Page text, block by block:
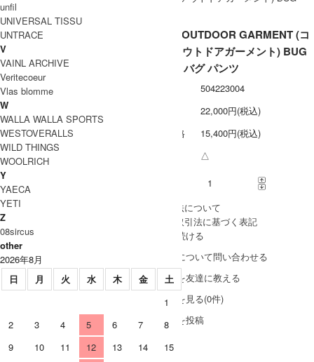
COMFY OUTDOOR GARMENT (コ
ムフィアウトドアガーメント) BUG
PANTS / バグ パンツ
504223004
22,000円(税込)
販売価格
15,400円(税込)
△
» 採寸方法について
» 特定商取引法に基づく表記
買い物を続ける
この商品について問い合わせる
この商品を友達に教える
レビューを見る(0件)
レビューを投稿
Black Wolf Gray
unfil
UNIVERSAL TISSU
UNTRACE
V
VAINL ARCHIVE
Veritecoeur
Vlas blomme
W
WALLA WALLA SPORTS
WESTOVERALLS
WILD THINGS
WOOLRICH
Y
YAECA
YETI
Z
08sircus
other
2026年8月
日
月 火 水 木 金
土
1
2
3 4 5 6 7
8
9
10 11 12 13 14
15